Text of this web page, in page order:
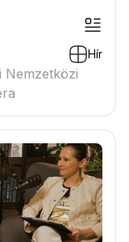
Hír
Nemzetközi